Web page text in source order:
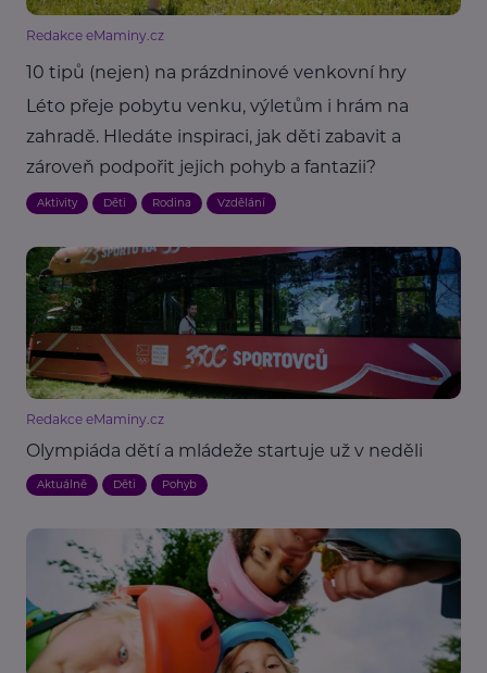
Redakce eMaminy.cz
10 tipů (nejen) na prázdninové venkovní hry
Léto přeje pobytu venku, výletům i hrám na
zahradě. Hledáte inspiraci, jak děti zabavit a
zároveň podpořit jejich pohyb a fantazii?
Aktivity Děti Rodina Vzdělání
Redakce eMaminy.cz
Olympiáda dětí a mládeže startuje už v neděli
Aktuálně Děti Pohyb